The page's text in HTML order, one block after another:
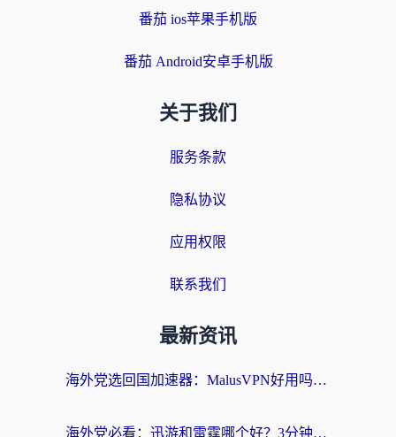
番茄 ios苹果手机版
番茄 Android安卓手机版
关于我们
服务条款
隐私协议
应用权限
联系我们
最新资讯
海外党选回国加速器：MalusVPN好用吗？和快帆VPN哪个好？附真实对比与避坑指南
海外党必看：迅游和雷霆哪个好？3分钟教你选对回国加速器，无缝刷国内剧玩手游